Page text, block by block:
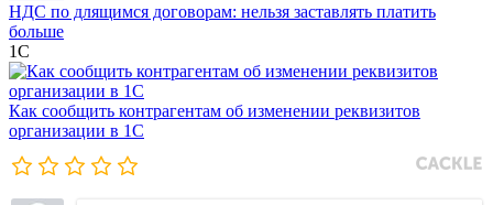
НДС по длящимся договорам: нельзя заставлять платить
больше
1С
Как сообщить контрагентам об изменении реквизитов
организации в 1C